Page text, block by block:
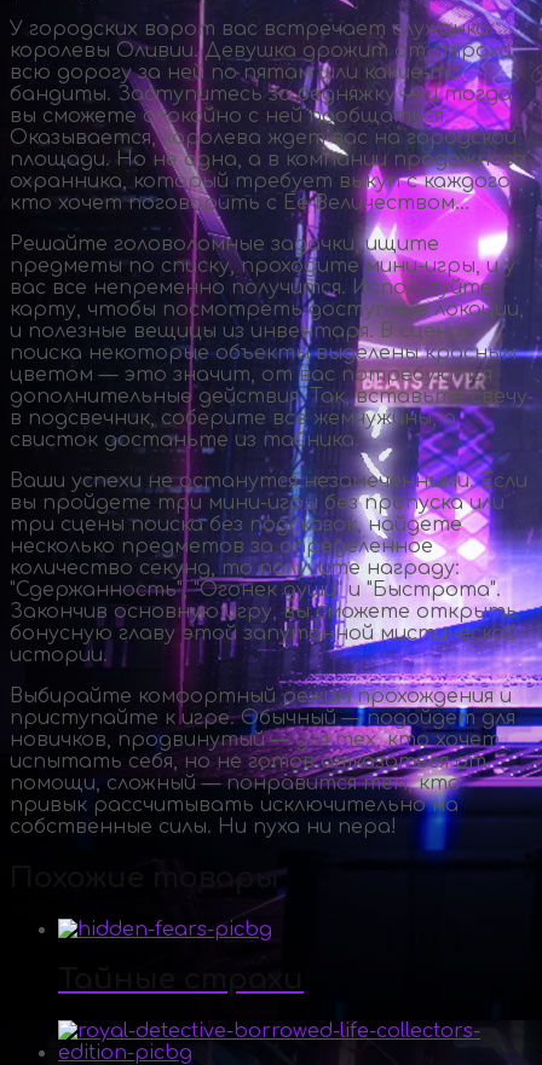
У городских ворот вас встречает служанка
королевы Оливии. Девушка дрожит от страха:
всю дорогу за ней по пятам шли какие-то
бандиты. Заступитесь за бедняжку — и тогда
вы сможете спокойно с ней пообщаться.
Оказывается, королева ждет вас на городской
площади. Но не одна, а в компании продажного
охранника, который требует выкуп с каждого,
кто хочет поговорить с Ее Величеством…
Решайте головоломные задачки, ищите
предметы по списку, проходите мини-игры, и у
вас все непременно получится. Используйте
карту, чтобы посмотреть доступные локации,
и полезные вещицы из инвентаря. В сценах
поиска некоторые объекты выделены красным
цветом — это значит, от вас потребуются
дополнительные действия. Так, вставьте свечу
в подсвечник, соберите все жемчужины, а
свисток достаньте из тайника.
Ваши успехи не останутся незамеченными. Если
вы пройдете три мини-игры без пропуска или
три сцены поиска без подсказок, найдете
несколько предметов за определенное
количество секунд, то получите награду:
"Сдержанность", "Огонек души" и "Быстрота".
Закончив основную игру, вы сможете открыть
бонусную главу этой запутанной мистической
истории.
Выбирайте комфортный режим прохождения и
приступайте к игре. Обычный — подойдет для
новичков, продвинутый — для тех, кто хочет
испытать себя, но не готов отказаться от
помощи, сложный — понравится тем, кто
привык рассчитывать исключительно на
собственные силы. Ни пуха ни пера!
Похожие товары